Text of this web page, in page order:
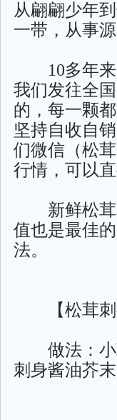
从翩翩少年
一带，从事
10多年来
我们发往全
的，每一颗
坚持自收自
们微信（松
行情，可以
新鲜松茸
值也是最佳
法。
【松茸刺
做法：小
刺身酱油芥末